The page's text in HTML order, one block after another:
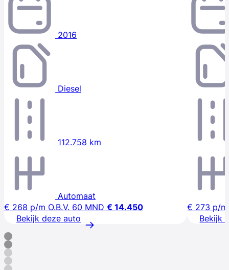
2016
Diesel
112.758 km
Automaat
€ 268 p/m O.B.V. 60 MND € 14.450
Bekijk deze auto
€ 273 p/m
Bekijk